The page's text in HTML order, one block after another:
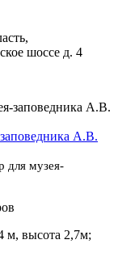
шоссе д. 4
А.В.
для музея-
м, высота 2,7м;